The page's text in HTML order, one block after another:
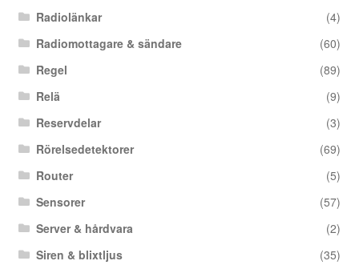
Radiolänkar
(4)
Radiomottagare & sändare
(60)
Regel
(89)
Relä
(9)
Reservdelar
(3)
Rörelsedetektorer
(69)
Router
(5)
Sensorer
(57)
Server & hårdvara
(2)
Siren & blixtljus
(35)